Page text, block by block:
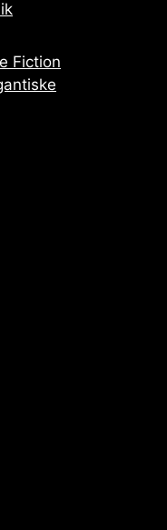
Fiction